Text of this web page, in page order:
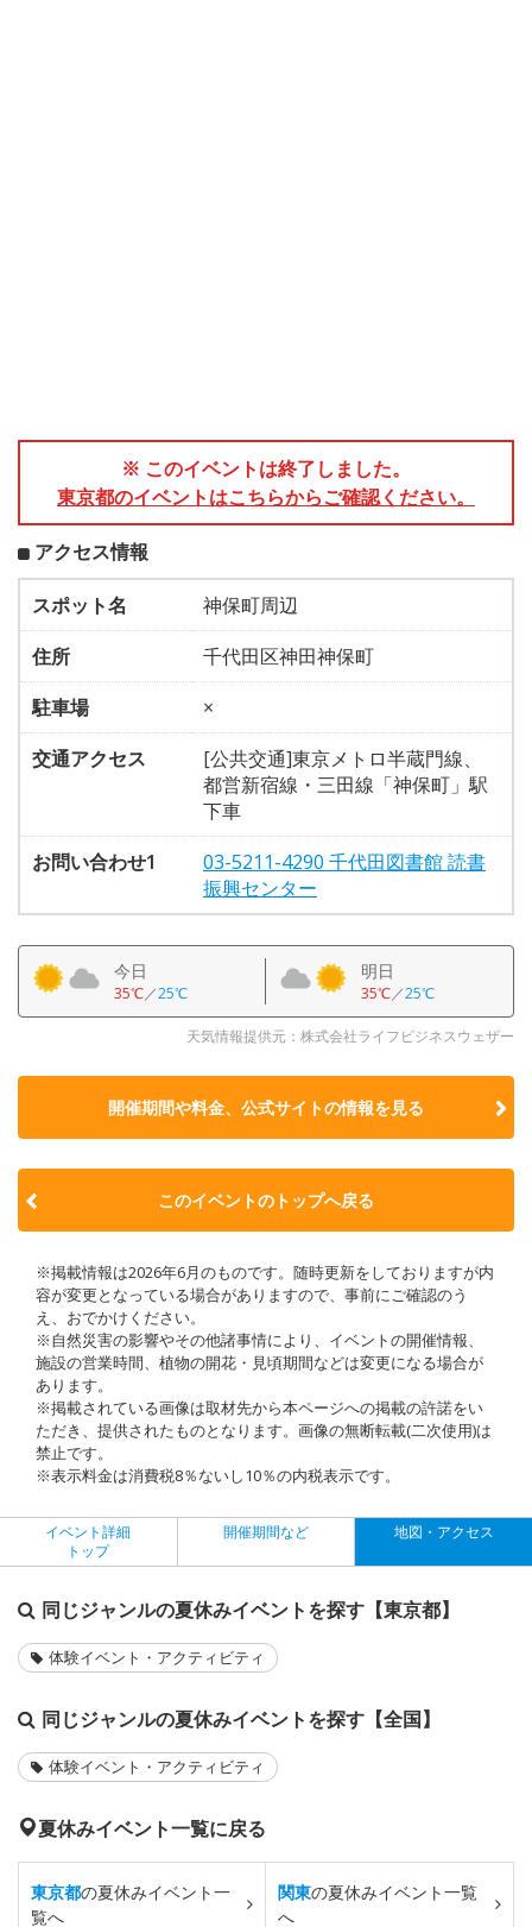
※ このイベントは終了しました。
東京都のイベントはこちらからご確認ください。
アクセス情報
スポット名
神保町周辺
住所
千代田区神田神保町
駐車場
×
交通アクセス
[公共交通]東京メトロ半蔵門線、
都営新宿線・三田線「神保町」駅
下車
お問い合わせ1
03-5211-4290 千代田図書館 読書
振興センター
今日
35℃／25℃
明日
35℃／25℃
天気情報提供元：株式会社ライフビジネスウェザー
開催期間や料金、公式サイトの情報を見る
このイベントのトップへ戻る
※掲載情報は2026年6月のものです。随時更新をしておりますが内
容が変更となっている場合がありますので、事前にご確認のう
え、おでかけください。
※自然災害の影響やその他諸事情により、イベントの開催情報、
施設の営業時間、植物の開花・見頃期間などは変更になる場合が
あります。
※掲載されている画像は取材先から本ページへの掲載の許諾をい
ただき、提供されたものとなります。画像の無断転載(二次使用)は
禁止です。
※表示料金は消費税8％ないし10％の内税表示です。
イベント詳細
トップ
開催期間など 地図・アクセス
同じジャンルの夏休みイベントを探す【東京都】
体験イベント・アクティビティ
同じジャンルの夏休みイベントを探す【全国】
体験イベント・アクティビティ
夏休みイベント一覧に戻る
東京都の夏休みイベント一
覧へ
関東の夏休みイベント一覧
へ